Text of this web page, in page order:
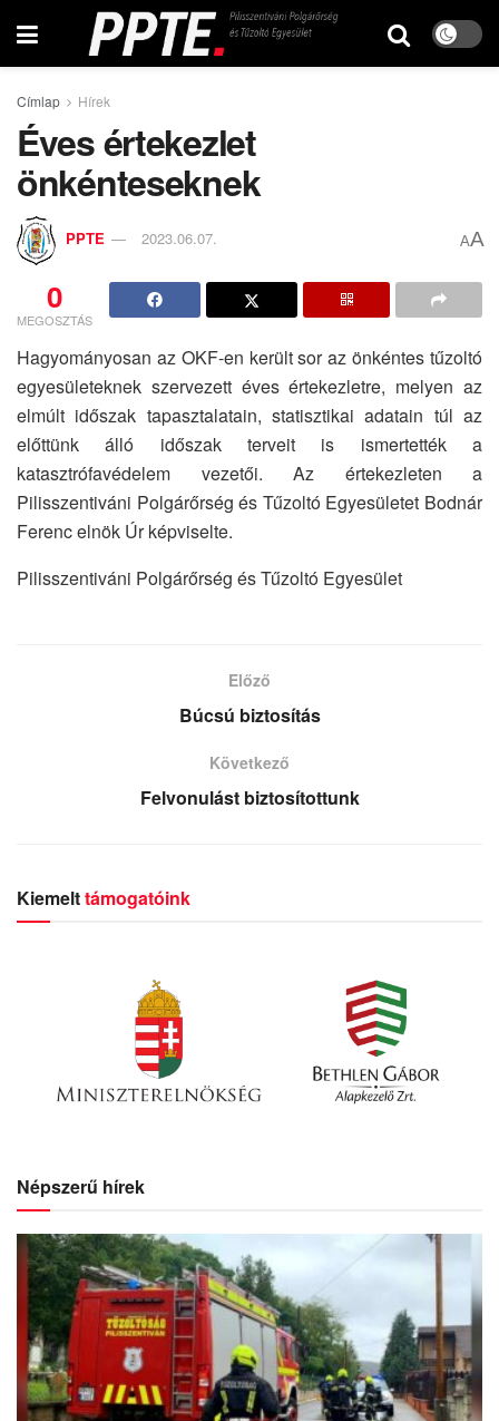
Címlap Hírek
Éves értekezlet
önkénteseknek
PPTE 2023.06.07. AA
0
MEGOSZTÁS
Hagyományosan az OKF-en került sor az önkéntes tűzoltó
egyesületeknek szervezett éves értekezletre, melyen az
elmúlt időszak tapasztalatain, statisztikai adatain túl az
előttünk álló időszak terveit is ismertették a
katasztrófavédelem vezetői. Az értekezleten a
Pilisszentiváni Polgárőrség és Tűzoltó Egyesületet Bodnár
Ferenc elnök Úr képviselte.
Pilisszentiváni Polgárőrség és Tűzoltó Egyesület
Előző
Búcsú biztosítás
Következő
Felvonulást biztosítottunk
Kiemelttámogatóink
Népszerű hírek